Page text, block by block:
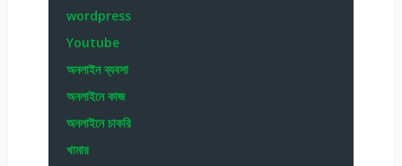
wordpress
Youtube
অনলাইন ব্যবসা
অনলাইনে কাজ
অনলাইনে চাকরি
খামার